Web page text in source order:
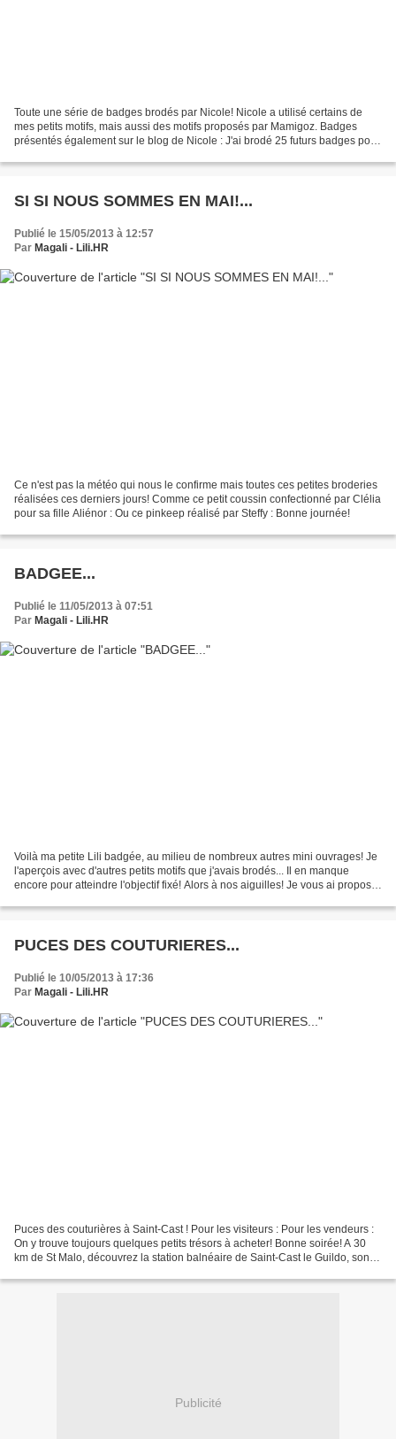
Toute une série de badges brodés par Nicole! Nicole a utilisé certains de
mes petits motifs, mais aussi des motifs proposés par Mamigoz. Badges
présentés également sur le blog de Nicole : J'ai brodé 25 futurs badges pour
SI SI NOUS SOMMES EN MAI!...
Publié le 15/05/2013 à 12:57
Par Magali - Lili.HR
Ce n'est pas la météo qui nous le confirme mais toutes ces petites broderies
réalisées ces derniers jours! Comme ce petit coussin confectionné par Clélia
pour sa fille Aliénor : Ou ce pinkeep réalisé par Steffy : Bonne journée!
BADGEE...
Publié le 11/05/2013 à 07:51
Par Magali - Lili.HR
Voilà ma petite Lili badgée, au milieu de nombreux autres mini ouvrages! Je
l'aperçois avec d'autres petits motifs que j'avais brodés... Il en manque
encore pour atteindre l'objectif fixé! Alors à nos aiguilles! Je vous ai proposé
PUCES DES COUTURIERES...
Publié le 10/05/2013 à 17:36
Par Magali - Lili.HR
Puces des couturières à Saint-Cast ! Pour les visiteurs : Pour les vendeurs :
On y trouve toujours quelques petits trésors à acheter! Bonne soirée! A 30
km de St Malo, découvrez la station balnéaire de Saint-Cast le Guildo, son
Publicité